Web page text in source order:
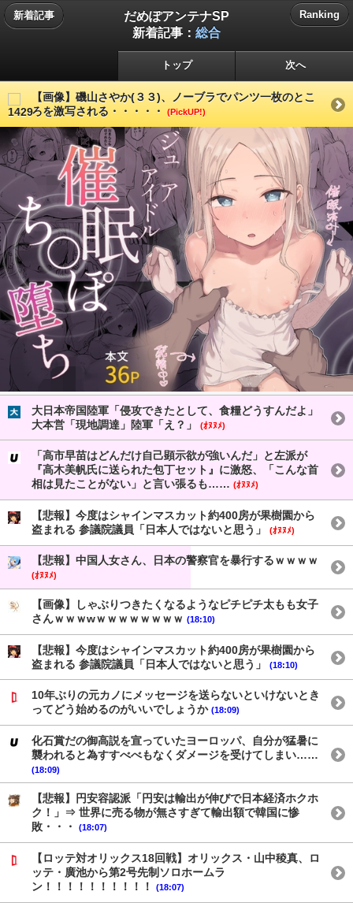
新着記事
だめぽアンテナSP
新着記事： 総合
Ranking
トップ 次へ
【画像】磯山さやか(３３)、ノーブラでパンツ一枚のとこ
ろを激写される・・・・・
(PickUP!)
大日本帝国陸軍「侵攻できたとして、食糧どうすんだよ」
大本営「現地調達」陸軍「え？」
(ｵﾇﾇﾒ)
「高市早苗はどんだけ自己顕示欲が強いんだ」と左派が
『高木美帆氏に送られた包丁セット』に激怒、「こんな首
相は見たことがない」と言い張るも…… (ｵﾇﾇﾒ)
【悲報】今度はシャインマスカット約400房が果樹園から
盗まれる 参議院議員「日本人ではないと思う」
(ｵﾇﾇﾒ)
【悲報】中国人女さん、日本の警察官を暴行するｗｗｗｗ
(ｵﾇﾇﾒ)
【画像】しゃぶりつきたくなるようなピチピチ太もも女子
さんｗｗｗwｗｗｗｗｗｗｗｗ (18:10)
【悲報】今度はシャインマスカット約400房が果樹園から
盗まれる 参議院議員「日本人ではないと思う」
(18:10)
10年ぶりの元カノにメッセージを送らないといけないとき
ってどう始めるのがいいでしょうか (18:09)
化石賞だの御高説を宣っていたヨーロッパ、自分が猛暑に
襲われると為すすべべもなくダメージを受けてしまい……
(18:09)
【悲報】円安容認派「円安は輸出が伸びで日本経済ホクホ
ク！」⇒ 世界に売る物が無さすぎて輸出額で韓国に惨
敗・・・
(18:07)
【ロッテ対オリックス18回戦】オリックス・山中稜真、ロ
ッテ・廣池から第2号先制ソロホームラ
ン！！！！！！！！！！
(18:07)